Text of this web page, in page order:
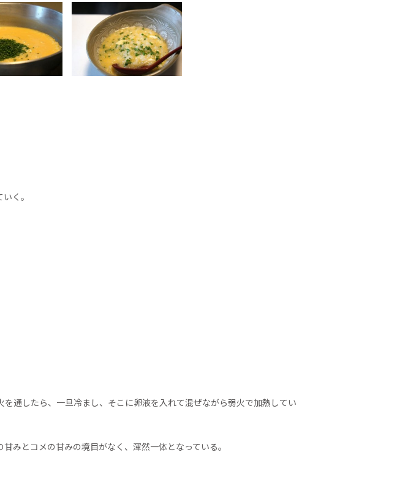
く。
通したら、一旦冷まし、そこに卵液を入れて混ぜながら弱火で加熱してい
みとコメの甘みの境目がなく、渾然一体となっている。